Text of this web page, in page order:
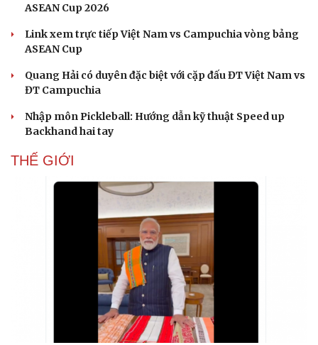
Du lịch
Tư vấn
Săn Tour
Câu chuyện thời sự
Kể chuyện cho bé
ASEAN Cup 2026
Link xem trực tiếp Việt Nam vs Campuchia vòng bảng
ASEAN Cup
Quang Hải có duyên đặc biệt với cặp đấu ĐT Việt Nam vs
ĐT Campuchia
Nhập môn Pickleball: Hướng dẫn kỹ thuật Speed up
Backhand hai tay
THẾ GIỚI